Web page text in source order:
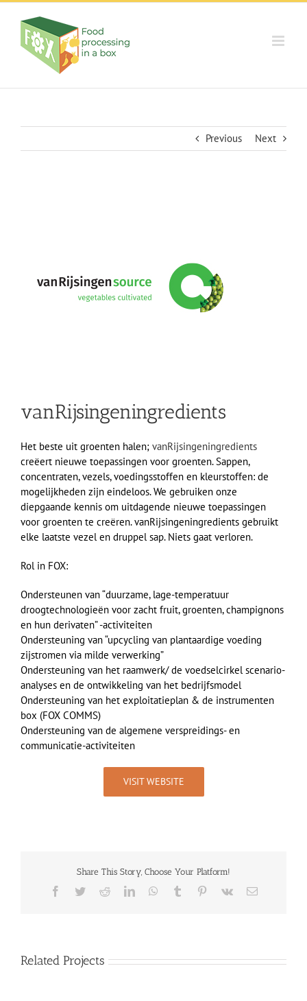
Skip
content
Previous Next
vanRijsingeningredients
Het beste uit groenten halen; vanRijsingeningredients
creëert nieuwe toepassingen voor groenten. Sappen,
concentraten, vezels, voedingsstoffen en kleurstoffen: de
mogelijkheden zijn eindeloos. We gebruiken onze
diepgaande kennis om uitdagende nieuwe toepassingen
voor groenten te creëren. vanRijsingeningredients gebruikt
elke laatste vezel en druppel sap. Niets gaat verloren.
Rol in FOX:
Ondersteunen van “duurzame, lage-temperatuur
droogtechnologieën voor zacht fruit, groenten, champignons
en hun derivaten” -activiteiten
Ondersteuning van “upcycling van plantaardige voeding
zijstromen via milde verwerking”
Ondersteuning van het raamwerk/ de voedselcirkel scenario-
analyses en de ontwikkeling van het bedrijfsmodel
Ondersteuning van het exploitatieplan & de instrumenten
box (FOX COMMS)
Ondersteuning van de algemene verspreidings- en
communicatie-activiteiten
VISIT WEBSITE
Share This Story, Choose Your Platform!
Facebook
TwitterRedditLinkedInWhatsApp
Tumblr Pinterest
Vk Email
Related Projects